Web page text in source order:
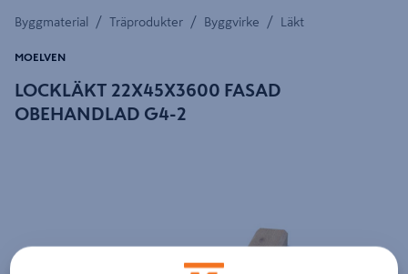
Byggmaterial / Träprodukter / Byggvirke / Läkt
LOCKLÄKT 22X45X3600 FASAD
OBEHANDLAD G4-2
MOELVEN